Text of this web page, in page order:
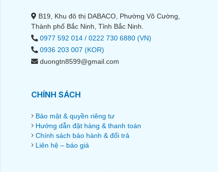
B19, Khu đô thị DABACO, Phường Võ Cường,
Thành phố Bắc Ninh, Tỉnh Bắc Ninh.
0977 592 014 / 0222 730 6880 (VN)
0936 203 007 (KOR)
duongtn8599@gmail.com
CHÍNH SÁCH
Bảo mật & quyền riêng tư
Hướng dẫn đặt hàng & thanh toán
Chính sách bảo hành & đổi trả
Liên hệ – báo giá